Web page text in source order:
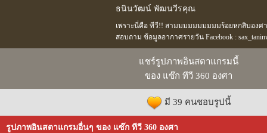
ธนินวัฒน์ พัฒนวีรคุณ
เพราะนี่คือ ทีวี!! สามมมมมมมมมมร้อยหกสิบองศา
สอบถาม ข้อมูลอากาศรายวัน Facebook :
แชร์รูปภาพอินสตาแกรมนี้
ของ แซ๊ก ทีวี 360 องศา
มี 39 คนชอบรูปนี้
รูปภาพอินสตาแกรมอื่นๆ ของ แซ๊ก ทีวี 360 องศา